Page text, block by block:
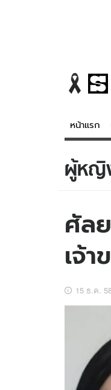
หน้าแรก
ข่าว
ข่าวบัน
ข่าวกี
ข่าวเ
อัปเด
เช็กข่า
ผู้หญิ
ศัล
เจ้
15 ธ.ค.